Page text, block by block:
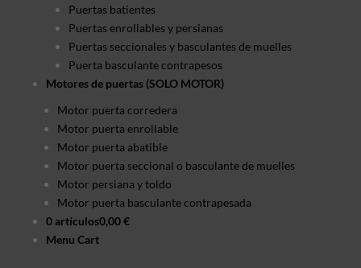
Puertas batientes
Puertas enrollables y persianas
Puertas seccionales y basculantes de muelles
Puerta basculante contrapesos
Motores de puertas (SOLO MOTOR)
Motor puerta corredera
Motor puerta enrollable
Motor puerta abatible
Motor puerta seccional o basculante de muelles
Motor persiana y toldo
Motor puerta basculante contrapesada
0 artículos0,00 €
Menu Cart